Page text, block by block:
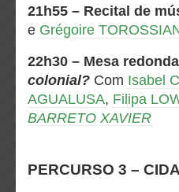
21h55 – Recital de
e Grégoire
22h30 – Mesa
colonial? Com Isabel
AGUALUSA, Filipa
BARRETO XAVIER
PERCURSO 3 –